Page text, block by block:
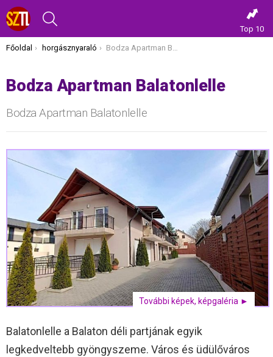
Top 10
Itt vagy most:
Főoldal horgásznyaraló Bodza Apartman Balatonlelle
Bodza Apartman Balatonlelle
Bodza Apartman Balatonlelle
További képek, képgaléria ►
Balatonlelle a Balaton déli partjának egyik
legkedveltebb gyöngyszeme. Város és üdülőváros